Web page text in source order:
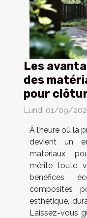
Les
des
pour
Lundi 01/09/
À l’heure où la
devient un
matériaux
mérite toute
bénéfices
composites
esthétique,
Laissez-vous